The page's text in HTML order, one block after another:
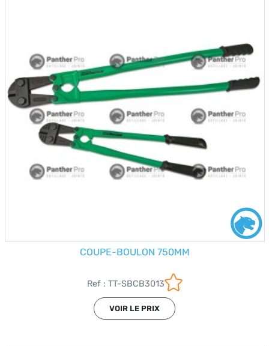
COUPE-BOULON 750MM
Ref : TT-SBCB3013
VOIR LE PRIX